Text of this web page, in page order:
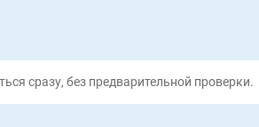
сразу, без предварительной проверки.